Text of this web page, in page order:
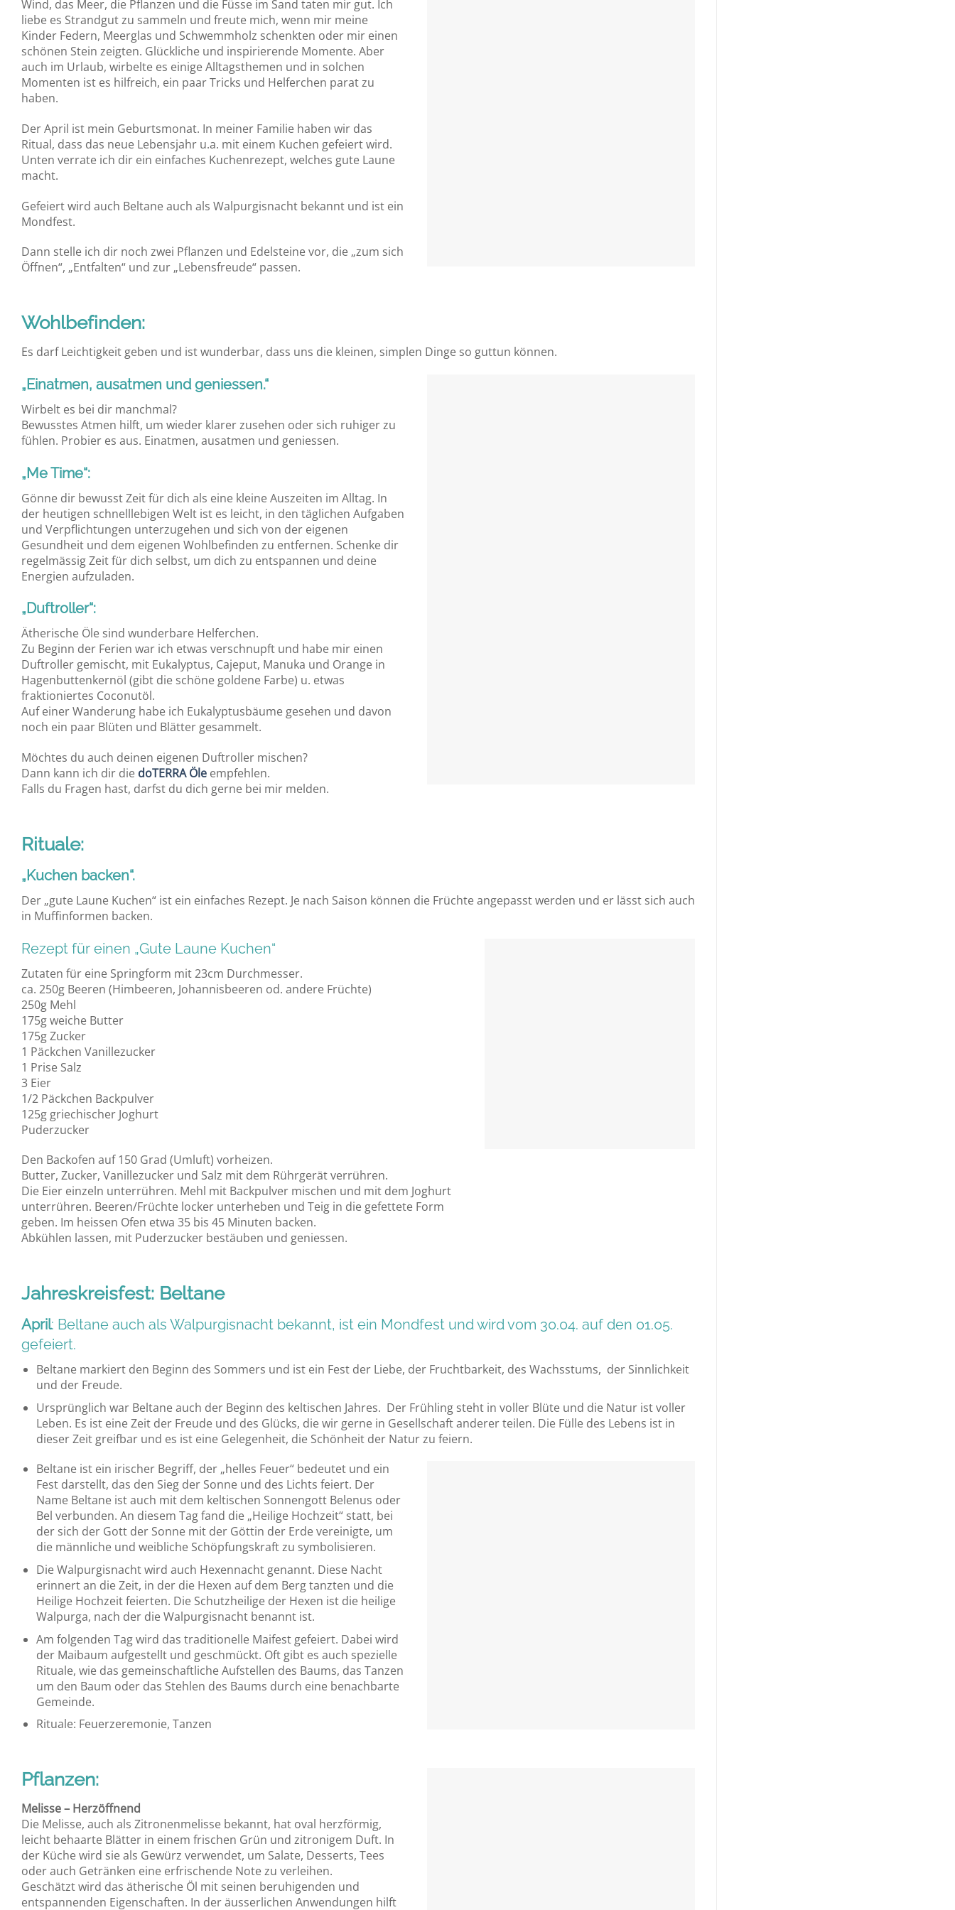
Wind, das Meer, die Pflanzen und die Füsse im Sand taten mir gut. Ich
liebe es Strandgut zu sammeln und freute mich, wenn mir meine
Kinder Federn, Meerglas und Schwemmholz schenkten oder mir einen
schönen Stein zeigten. Glückliche und inspirierende Momente. Aber
auch im Urlaub, wirbelte es einige Alltagsthemen und in solchen
Momenten ist es hilfreich, ein paar Tricks und Helferchen parat zu
haben.
Der April ist mein Geburtsmonat. In meiner Familie haben wir das
Ritual, dass das neue Lebensjahr u.a. mit einem Kuchen gefeiert wird.
Unten verrate ich dir ein einfaches Kuchenrezept, welches gute Laune
macht.
Gefeiert wird auch Beltane auch als Walpurgisnacht bekannt und ist ein
Mondfest.
Dann stelle ich dir noch zwei Pflanzen und Edelsteine vor, die „zum sich
Öffnen“, „Entfalten“ und zur „Lebensfreude“ passen.
Wohlbefinden:
Es darf Leichtigkeit geben und ist wunderbar, dass uns die kleinen, simplen Dinge so guttun können.
„Einatmen, ausatmen und geniessen.“
Wirbelt es bei dir manchmal?
Bewusstes Atmen hilft, um wieder klarer zusehen oder sich ruhiger zu
fühlen. Probier es aus. Einatmen, ausatmen und geniessen.
„Me Time“:
Gönne dir bewusst Zeit für dich als eine kleine Auszeiten im Alltag. In
der heutigen schnelllebigen Welt ist es leicht, in den täglichen Aufgaben
und Verpflichtungen unterzugehen und sich von der eigenen
Gesundheit und dem eigenen Wohlbefinden zu entfernen. Schenke dir
regelmässig Zeit für dich selbst, um dich zu entspannen und deine
Energien aufzuladen.
„Duftroller“:
Ätherische Öle sind wunderbare Helferchen.
Zu Beginn der Ferien war ich etwas verschnupft und habe mir einen
Duftroller gemischt, mit Eukalyptus, Cajeput, Manuka und Orange in
Hagenbuttenkernöl (gibt die schöne goldene Farbe) u. etwas
fraktioniertes Coconutöl.
Auf einer Wanderung habe ich Eukalyptusbäume gesehen und davon
noch ein paar Blüten und Blätter gesammelt.
Möchtes du auch deinen eigenen Duftroller mischen?
Dann kann ich dir die doTERRA Öle empfehlen.
Falls du Fragen hast, darfst du dich gerne bei mir melden.
Rituale:
„Kuchen backen“.
Der „gute Laune Kuchen“ ist ein einfaches Rezept. Je nach Saison können die Früchte angepasst werden und er lässt sich auch
in Muffinformen backen.
Rezept für einen „Gute Laune Kuchen“
Zutaten für eine Springform mit 23cm Durchmesser.
ca. 250g Beeren (Himbeeren, Johannisbeeren od. andere Früchte)
250g Mehl
175g weiche Butter
175g Zucker
1 Päckchen Vanillezucker
1 Prise Salz
3 Eier
1/2 Päckchen Backpulver
125g griechischer Joghurt
Puderzucker
Den Backofen auf 150 Grad (Umluft) vorheizen.
Butter, Zucker, Vanillezucker und Salz mit dem Rührgerät verrühren.
Die Eier einzeln unterrühren. Mehl mit Backpulver mischen und mit dem Joghurt
unterrühren. Beeren/Früchte locker unterheben und Teig in die gefettete Form
geben. Im heissen Ofen etwa 35 bis 45 Minuten backen.
Abkühlen lassen, mit Puderzucker bestäuben und geniessen.
Jahreskreisfest: Beltane
April: Beltane auch als Walpurgisnacht bekannt, ist ein Mondfest und wird vom 30.04. auf den 01.05.
gefeiert.
Beltane markiert den Beginn des Sommers und ist ein Fest der Liebe, der Fruchtbarkeit, des Wachsstums, der Sinnlichkeit
und der Freude.
Ursprünglich war Beltane auch der Beginn des keltischen Jahres. Der Frühling steht in voller Blüte und die Natur ist voller
Leben. Es ist eine Zeit der Freude und des Glücks, die wir gerne in Gesellschaft anderer teilen. Die Fülle des Lebens ist in
dieser Zeit greifbar und es ist eine Gelegenheit, die Schönheit der Natur zu feiern.
Beltane ist ein irischer Begriff, der „helles Feuer“ bedeutet und ein
Fest darstellt, das den Sieg der Sonne und des Lichts feiert. Der
Name Beltane ist auch mit dem keltischen Sonnengott Belenus oder
Bel verbunden. An diesem Tag fand die „Heilige Hochzeit“ statt, bei
der sich der Gott der Sonne mit der Göttin der Erde vereinigte, um
die männliche und weibliche Schöpfungskraft zu symbolisieren.
Die Walpurgisnacht wird auch Hexennacht genannt. Diese Nacht
erinnert an die Zeit, in der die Hexen auf dem Berg tanzten und die
Heilige Hochzeit feierten. Die Schutzheilige der Hexen ist die heilige
Walpurga, nach der die Walpurgisnacht benannt ist.
Am folgenden Tag wird das traditionelle Maifest gefeiert. Dabei wird
der Maibaum aufgestellt und geschmückt. Oft gibt es auch spezielle
Rituale, wie das gemeinschaftliche Aufstellen des Baums, das Tanzen
um den Baum oder das Stehlen des Baums durch eine benachbarte
Gemeinde.
Rituale: Feuerzeremonie, Tanzen
Pflanzen:
Melisse – Herzöffnend
Die Melisse, auch als Zitronenmelisse bekannt, hat oval herzförmig,
leicht behaarte Blätter in einem frischen Grün und zitronigem Duft. In
der Küche wird sie als Gewürz verwendet, um Salate, Desserts, Tees
oder auch Getränken eine erfrischende Note zu verleihen.
Geschätzt wird das ätherische Öl mit seinen beruhigenden und
entspannenden Eigenschaften. In der äusserlichen Anwendungen hilft